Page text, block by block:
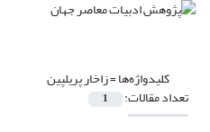
کلیدواژه‌ها =زاخار پریلپین
تعداد مقالات: 1